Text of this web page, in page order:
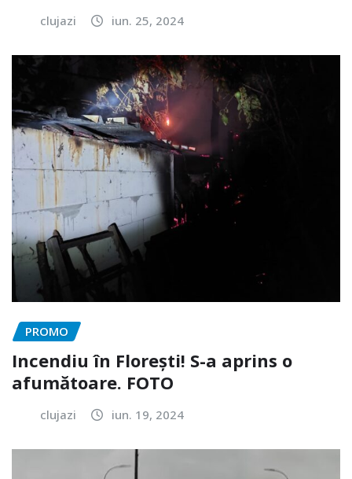
clujazi iun. 25, 2024
PROMO
Incendiu în Florești! S-a aprins o
afumătoare. FOTO
clujazi iun. 19, 2024